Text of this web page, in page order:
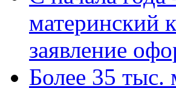
материнский
заявление
Более 35